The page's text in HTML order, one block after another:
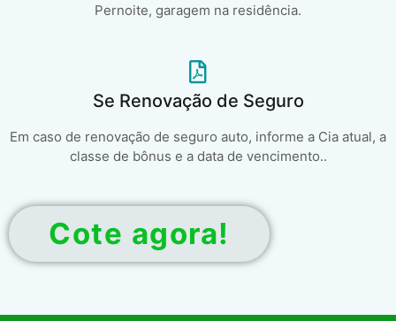
Pernoite, garagem na residência.
Se Renovação de Seguro
Em caso de renovação de seguro auto, informe a Cia atual, a
classe de bônus e a data de vencimento..
Cote agora!